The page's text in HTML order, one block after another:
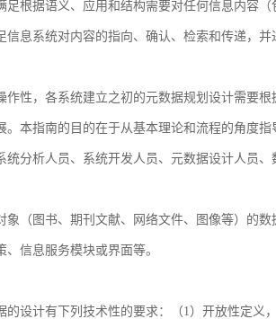
根据语义、应用和结构需要对任何信息内容
息系统对内容的指向、确认、检索和传递，并
作性，各系统建立之初的元数据规划设计需要
。本指南的目的在于从基本理论和流程的角度
分析人员、系统开发人员、元数据设计人员、
（图书、期刊文献、网络文件、图像等）的
信息服务模块或界面等。
设计有下列技术性的要求：（1）开放性定义